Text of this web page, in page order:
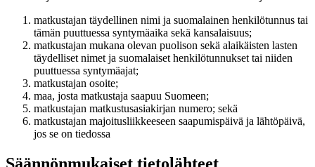
matkustajan täydellinen nimi ja suomalainen henkilötunnus tai
tämän puuttuessa syntymäaika sekä kansalaisuus;
matkustajan mukana olevan puolison sekä alaikäisten lasten
täydelliset nimet ja suomalaiset henkilötunnukset tai niiden
puuttuessa syntymäajat;
matkustajan osoite;
maa, josta matkustaja saapuu Suomeen;
matkustajan matkustusasiakirjan numero; sekä
matkustajan majoitusliikkeeseen saapumispäivä ja lähtöpäivä,
jos se on tiedossa